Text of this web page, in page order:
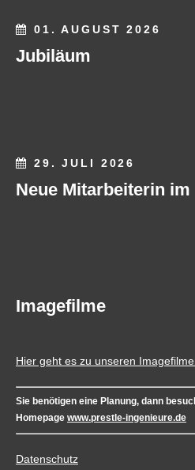
01. AUGUST 2026
Jubiläum
29. JULI 2026
Neue Mitarbeiterin im
Imagefilme
Hier geht es zu unseren
Sie benötigen eine Planung, dann
Homepage www.prestle-ingenieure.de
Datenschutz